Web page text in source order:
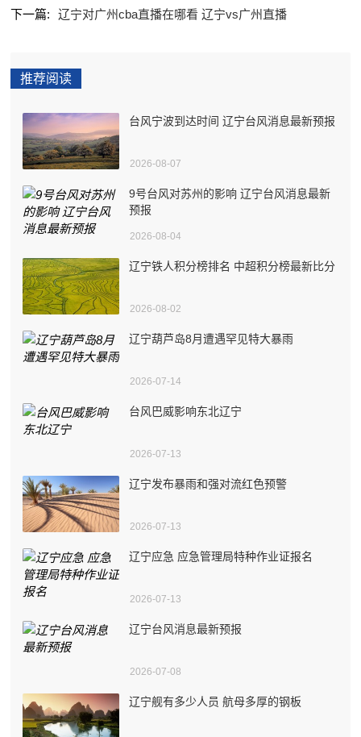
下一篇: 辽宁对广州cba直播在哪看 辽宁vs广州直播
推荐阅读
台风宁波到达时间 辽宁台风消息最新预报
2026-08-07
9号台风对苏州的影响 辽宁台风消息最新
预报
2026-08-04
辽宁铁人积分榜排名 中超积分榜最新比分
2026-08-02
辽宁葫芦岛8月遭遇罕见特大暴雨
2026-07-14
台风巴威影响东北辽宁
2026-07-13
辽宁发布暴雨和强对流红色预警
2026-07-13
辽宁应急 应急管理局特种作业证报名
2026-07-13
辽宁台风消息最新预报
2026-07-08
辽宁舰有多少人员 航母多厚的钢板